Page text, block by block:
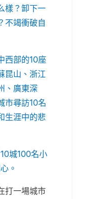
樣？卸下一
不竭衝破自
西部的10座
昆山、浙江
、廣東深
市尋訪10名
生涯中的悲
城100名小
。
打一場城市